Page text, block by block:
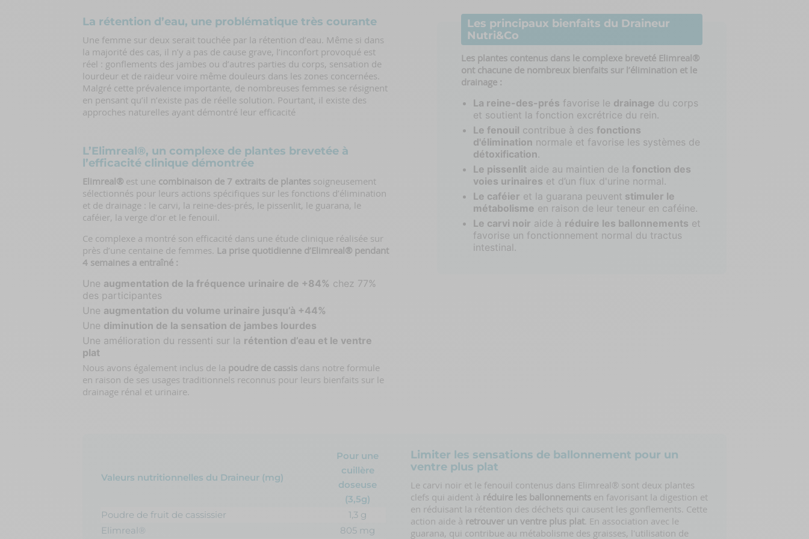
La rétention d’eau, une problématique très courante
Une femme sur deux serait touchée par la rétention d’eau. Même si dans
la majorité des cas, il n’y a pas de cause grave, l’inconfort provoqué est
réel : gonflements des jambes ou d’autres parties du corps, sensation de
lourdeur et de raideur voire même douleurs dans les zones concernées.
Malgré cette prévalence importante, de nombreuses femmes se résignent
en pensant qu’il n’existe pas de réelle solution. Pourtant, il existe des
approches naturelles ayant démontré leur efficacité
L’Elimreal®, un complexe de plantes brevetée à
l’efficacité clinique démontrée
Elimreal® est une combinaison de 7 extraits de plantes soigneusement
sélectionnés pour leurs actions spécifiques sur les fonctions d’élimination
et de drainage : le carvi, la reine-des-prés, le pissenlit, le guarana, le
caféier, la verge d’or et le fenouil.
Ce complexe a montré son efficacité dans une étude clinique réalisée sur
près d’une centaine de femmes. La prise quotidienne d’Elimreal® pendant
4 semaines a entraîné :
Une augmentation de la fréquence urinaire de +84% chez 77%
des participantes
Une augmentation du volume urinaire jusqu’à +44%
Une diminution de la sensation de jambes lourdes
Une amélioration du ressenti sur la rétention d’eau et le ventre
plat
Nous avons également inclus de la poudre de cassis dans notre formule
en raison de ses usages traditionnels reconnus pour leurs bienfaits sur le
drainage rénal et urinaire.
Les principaux bienfaits du Draineur
Nutri&Co
Les plantes contenus dans le complexe breveté Elimreal®
ont chacune de nombreux bienfaits sur l’élimination et le
drainage :
La reine-des-prés favorise le drainage du corps
et soutient la fonction excrétrice du rein.
Le fenouil contribue à des fonctions
d'élimination normale et favorise les systèmes de
détoxification.
Le pissenlit aide au maintien de la fonction des
voies urinaires et d’un flux d'urine normal.
Le caféier et la guarana peuvent stimuler le
métabolisme en raison de leur teneur en caféine.
Le carvi noir aide à réduire les ballonnements et
favorise un fonctionnement normal du tractus
intestinal.
Valeurs nutritionnelles du Draineur (mg)
Pour une
cuillère
doseuse
(3,5g)
Poudre de fruit de cassissier
1,3 g
Elimreal®
805 mg
Limiter les sensations de ballonnement pour un
ventre plus plat
Le carvi noir et le fenouil contenus dans Elimreal® sont deux plantes
clefs qui aident à réduire les ballonnements en favorisant la digestion et
en réduisant la rétention des déchets qui causent les gonflements. Cette
action aide à retrouver un ventre plus plat . En association avec le
guarana, qui contribue au métabolisme des graisses, l'utilisation de